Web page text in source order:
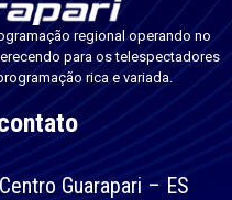
regional operando no
para os telespectadores
rica e variada.
Guarapari – ES